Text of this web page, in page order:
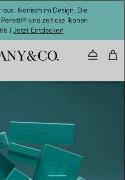
Ikonisch im Design. Die
sind zeitlose Ikonen
|Jetzt Entdecken